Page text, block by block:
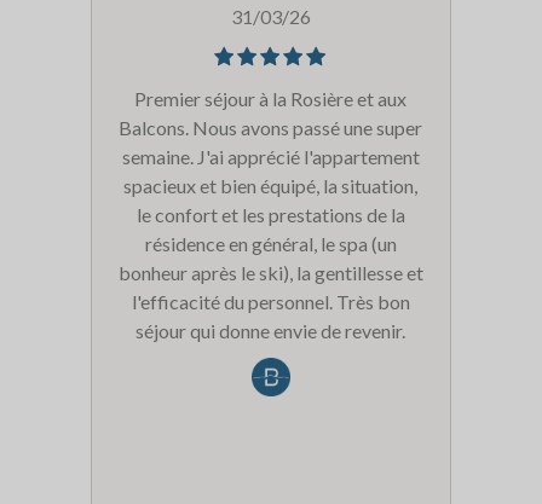
31/03/26
Premier séjour à la Rosière et aux
Balcons. Nous avons passé une super
semaine. J'ai apprécié l'appartement
spacieux et bien équipé, la situation,
le confort et les prestations de la
résidence en général, le spa (un
bonheur après le ski), la gentillesse et
l'efficacité du personnel. Très bon
séjour qui donne envie de revenir.